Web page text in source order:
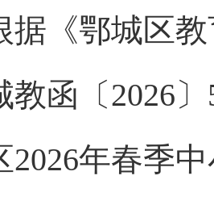
据《鄂城区
教函 〔2026〕
2026年春季